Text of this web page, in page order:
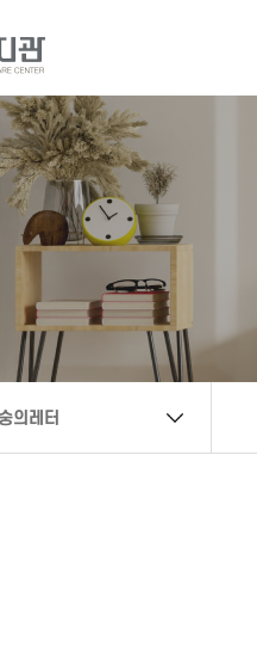
숭의레터